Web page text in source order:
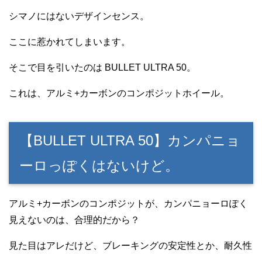
シマノにはないデザインセンス。
ここに惹かれてしまいます。
そこで目を引いたのは BULLET ULTRA 50。
これは、アルミ+カーボンのコンポジットホイール。
【BULLET ULTRA 50】カンパニョ
ーロっぽくはないけど。
アルミ+カーボンのコンポジットが、カンパニョーロぽく
見えないのは、合理的だから？
見た目はアレだけど、ブレーキングの安定性とか、耐久性